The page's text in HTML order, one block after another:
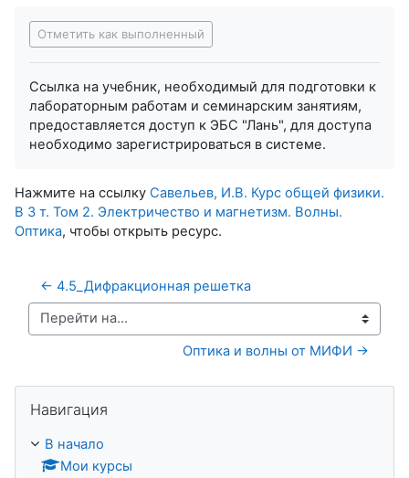
Отметить как выполненный
Ссылка на учебник, необходимый для подготовки к
лабораторным работам и семинарским занятиям,
предоставляется доступ к ЭБС "Лань", для доступа
необходимо зарегистрироваться в системе.
Нажмите на ссылку Савельев, И.В. Курс общей физики.
В 3 т. Том 2. Электричество и магнетизм. Волны.
Оптика, чтобы открыть ресурс.
← 4.5_Дифракционная решетка
Перейти на...
Оптика и волны от МИФИ →
Навигация
В начало
Мои курсы